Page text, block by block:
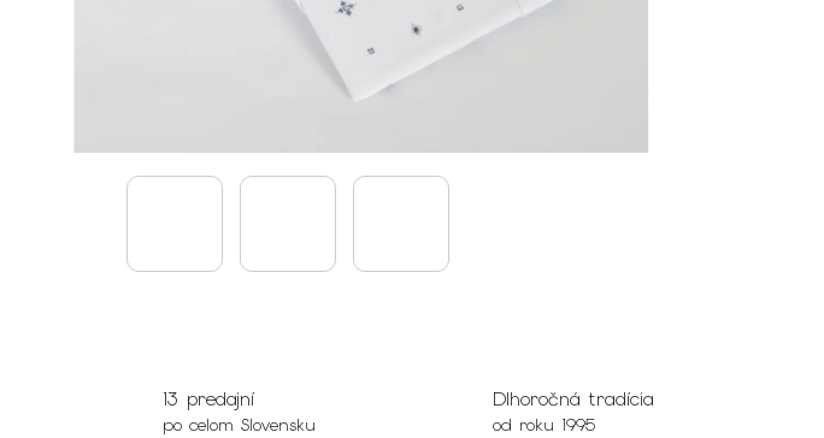
13 predajní
po celom Slovensku
Dlhoročná tradícia
od roku 1995